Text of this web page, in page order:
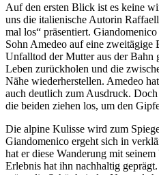
Auf den ersten Blick ist es keine
uns die italienische Autorin
mal los“ präsentiert.
Sohn Amedeo auf eine
Unfalltod der Mutter aus der Bahn
Leben zurückholen und die
Nähe wiederherstellen. Amedeo
auch deutlich zum Ausdruck.
die beiden ziehen los, um den
Die alpine Kulisse wird zum
Giandomenico ergeht sich in
hat er diese Wanderung mit
Erlebnis hat ihn nachhaltig